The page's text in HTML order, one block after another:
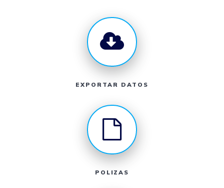
EXPORTAR DATOS
POLIZAS